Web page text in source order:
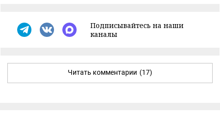
Подписывайтесь на наши
каналы
Читать комментарии (17)